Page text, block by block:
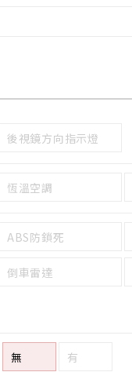
後視鏡方向指示燈
恆溫空調
ABS防鎖死
倒車雷達
無 有